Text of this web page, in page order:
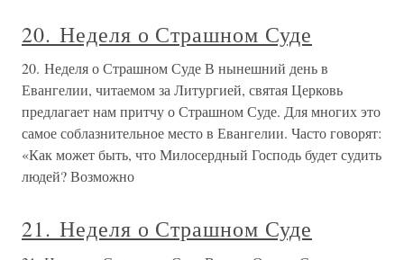
20. Неделя о Страшном Суде
20. Неделя о Страшном Суде В нынешний день в
Евангелии, читаемом за Литургией, святая Церковь
предлагает нам притчу о Страшном Суде. Для многих это
самое соблазнительное место в Евангелии. Часто говорят:
«Как может быть, что Милосердный Господь будет судить
людей? Возможно
21. Неделя о Страшном Суде